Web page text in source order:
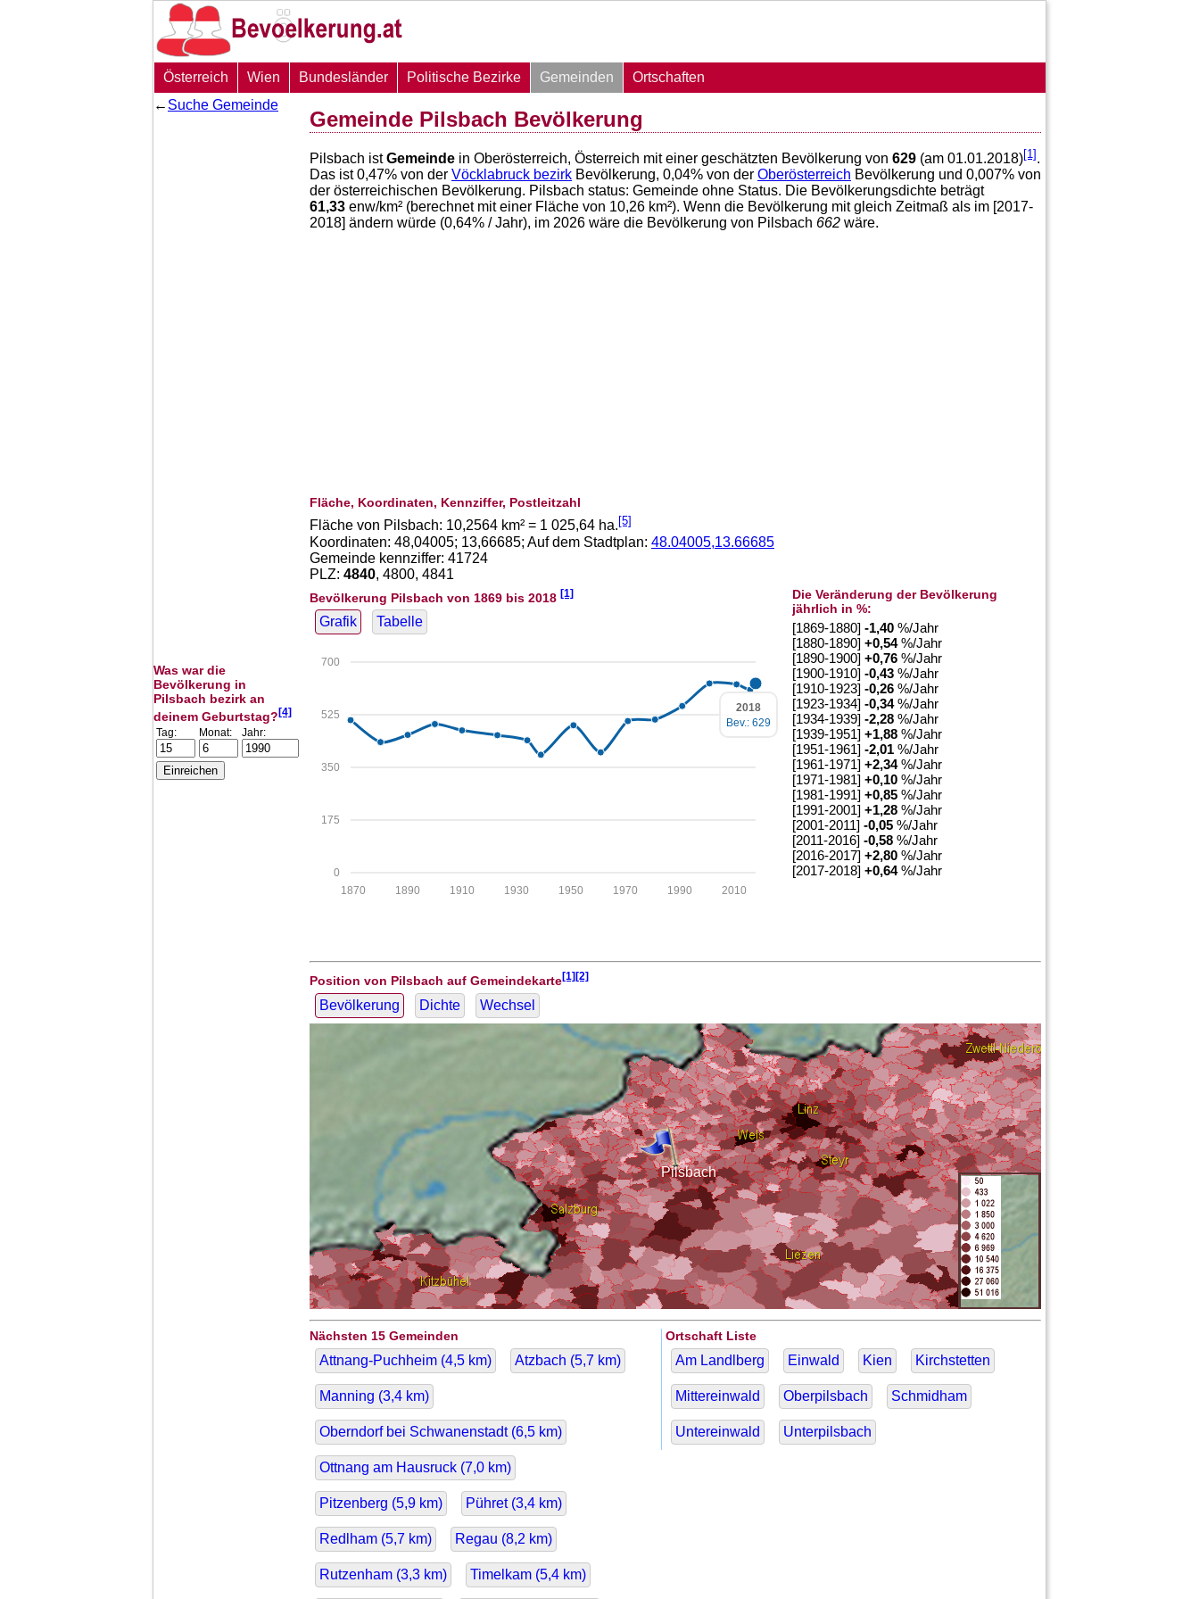
Österreich Wien Bundesländer Politische Bezirke Gemeinden
Ortschaften
← Suche Gemeinde
Was war die
Bevölkerung in
Pilsbach bezirk an
deinem Geburtstag?[4]
Tag: Monat: Jahr:
Gemeinde Pilsbach Bevölkerung
Pilsbach istGemeinde in Oberösterreich, Österreich mit einer geschätzten Bevölkerung von 629 (am 01.01.2018)[1] .
Das ist0,47% von der Vöcklabruck bezirk Bevölkerung, 0,04% von der Oberösterreich Bevölkerung und 0,007% von
der österreichischen Bevölkerung. Pilsbach status: Gemeinde ohne Status. Die Bevölkerungsdichte beträgt
61,33 enw/km² (berechnet mit einer Fläche von 10,26 km²). Wenn die Bevölkerung mit gleich Zeitmaß als im [2017-
2018] ändern würde (0,64% / Jahr), im 2026 wäre die Bevölkerung von Pilsbach 662 wäre.
Fläche, Koordinaten, Kennziffer, Postleitzahl
Fläche von Pilsbach: 10,2564 km² = 1 025,64 ha. [5]
Koordinaten: 48,04005; 13,66685; Auf dem Stadtplan: 48.04005,13.66685
Gemeinde kennziffer: 41724
PLZ: 4840, 4800, 4841
Bevölkerung Pilsbach von 1869 bis 2018 [1]
Grafik Tabelle
0
175
350
525
700
2010
1990
1970
1950
1930
1910
1890
1870
2018
Bev.: 629
Die Veränderung der Bevölkerung
jährlich in %:
[1869-1880]-1,40 %/Jahr
[1880-1890]+0,54%/Jahr
[1890-1900]+0,76 %/Jahr
[1900-1910]-0,43 %/Jahr
[1910-1923]-0,26 %/Jahr
[1923-1934]-0,34%/Jahr
[1934-1939]-2,28 %/Jahr
[1939-1951]+1,88 %/Jahr
[1951-1961]-2,01 %/Jahr
[1961-1971]+2,34%/Jahr
[1971-1981]+0,10 %/Jahr
[1981-1991]+0,85 %/Jahr
[1991-2001]+1,28 %/Jahr
[2001-2011]-0,05 %/Jahr
[2011-2016]-0,58 %/Jahr
[2016-2017]+2,80 %/Jahr
[2017-2018]+0,64%/Jahr
Position von Pilsbach auf Gemeindekarte[1][2]
Bevölkerung Dichte Wechsel
Pilsbach
Nächsten 15 Gemeinden
Attnang-Puchheim (4,5 km) Atzbach (5,7 km)
Manning (3,4 km)
Oberndorf bei Schwanenstadt (6,5 km)
Ottnang am Hausruck (7,0 km)
Pitzenberg (5,9 km) Pühret (3,4 km)
Redlham (5,7 km) Regau (8,2 km)
Rutzenham (3,3 km) Timelkam (5,4 km)
Ortschaft Liste
Am Landlberg Einwald Kien Kirchstetten
Mittereinwald Oberpilsbach Schmidham
Untereinwald Unterpilsbach